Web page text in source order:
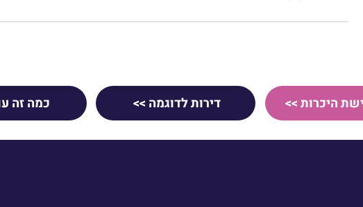
כמה זה דירות לדוגמה >> היכרות >>